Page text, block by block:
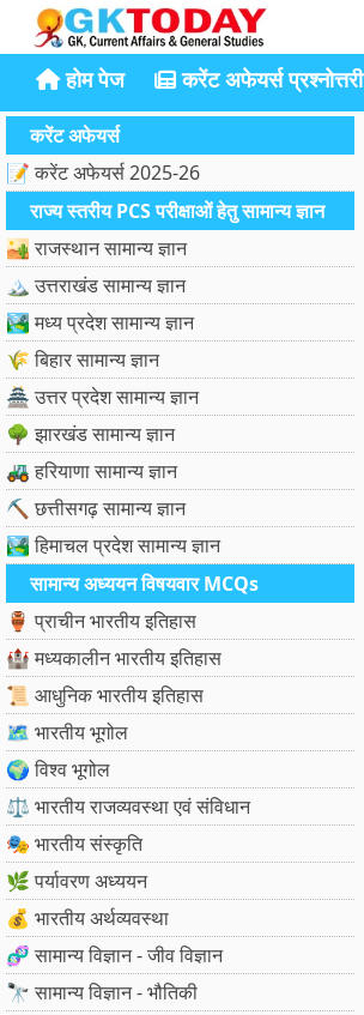
होम पेज करेंट अफेयर्स प्रश्नोत्तरी
करेंट अफेयर्स
📝 करेंट अफेयर्स 2025-26
राज्य स्तरीय PCS परीक्षाओं हेतु सामान्य ज्ञान
🏜️ राजस्थान सामान्य ज्ञान
🏔️ उत्तराखंड सामान्य ज्ञान
🏞️ मध्य प्रदेश सामान्य ज्ञान
🌾 बिहार सामान्य ज्ञान
🏯 उत्तर प्रदेश सामान्य ज्ञान
🌳 झारखंड सामान्य ज्ञान
🚜 हरियाणा सामान्य ज्ञान
⛏️ छत्तीसगढ़ सामान्य ज्ञान
🏞️ हिमाचल प्रदेश सामान्य ज्ञान
सामान्य अध्ययन विषयवार MCQs
🏺 प्राचीन भारतीय इतिहास
🏰 मध्यकालीन भारतीय इतिहास
📜 आधुनिक भारतीय इतिहास
🗺️ भारतीय भूगोल
🌍 विश्व भूगोल
⚖️ भारतीय राजव्यवस्था एवं संविधान
🎭 भारतीय संस्कृति
🌿 पर्यावरण अध्ययन
💰 भारतीय अर्थव्यवस्था
🧬 सामान्य विज्ञान - जीव विज्ञान
🔭 सामान्य विज्ञान - भौतिकी